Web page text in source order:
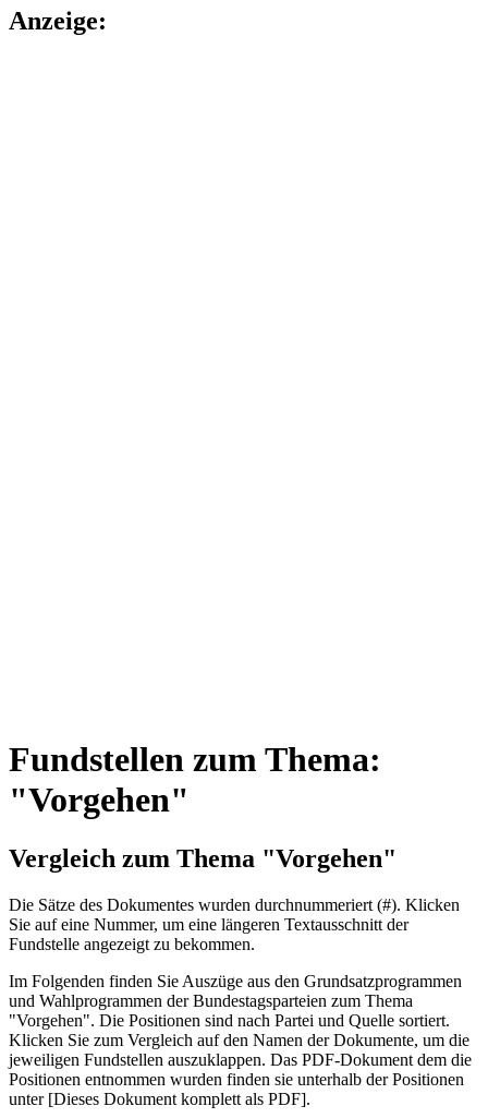
Anzeige:
Fundstellen zum Thema:
"Vorgehen"
Vergleich zum Thema "Vorgehen"
Die Sätze des Dokum­entes wurden durch­nummeriert (#). Klicken
Sie auf eine Nummer, um eine längeren Textausschnitt der
Fundstelle angezeigt zu bekommen.
Im Folgenden finden Sie Auszüge aus den Grundsatz­program­men
und Wahl­program­men der Bundes­tags­parteien zum Thema
"Vorgehen". Die Posi­tionen sind nach Partei und Quelle sortiert.
Klicken Sie zum Vergleich auf den Namen der Dokumente, um die
jeweiligen Fundstellen aus­zu­klappen. Das PDF-Dokument dem die
Posi­tionen entnommen wurden finden sie unterhalb der Positionen
unter [Dieses Dokument komplett als PDF].